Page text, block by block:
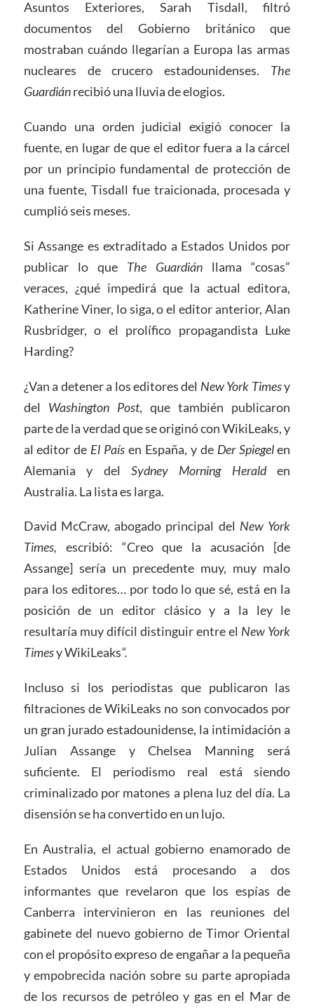
Asuntos Exteriores, Sarah Tisdall, filtró
documentos del Gobierno británico que
mostraban cuándo llegarían a Europa las armas
nucleares de crucero estadounidenses. The
Guardiánrecibió una lluvia de elogios.
Cuando una orden judicial exigió conocer la
fuente, en lugar de que el editor fuera a la cárcel
por un principio fundamental de protección de
una fuente, Tisdall fue traicionada, procesada y
cumplió seis meses.
Si Assange es extraditado a Estados Unidos por
publicar lo que The Guardián llama “cosas”
veraces, ¿qué impedirá que la actual editora,
Katherine Viner, lo siga, o el editor anterior, Alan
Rusbridger, o el prolífico propagandista Luke
Harding?
¿Van a detener a los editores del New York Timesy
del Washington Post, que también publicaron
parte de la verdad que se originó con WikiLeaks, y
al editor de El País en España, y de Der Spiegelen
Alemania y del Sydney Morning Heralden
Australia. La lista es larga.
David McCraw, abogado principal del New York
Times, escribió: “Creo que la acusación [de
Assange] sería un precedente muy, muy malo
para los editores… por todo lo que sé, está en la
posición de un editor clásico y a la ley le
resultaría muy difícil distinguir entre el New York
Timesy WikiLeaks“.
Incluso si los periodistas que publicaron las
filtraciones de WikiLeaks no son convocados por
un gran jurado estadounidense, la intimidación a
Julian Assange y Chelsea Manning será
suficiente. El periodismo real está siendo
criminalizado por matones a plena luz del día. La
disensión se ha convertido en un lujo.
En Australia, el actual gobierno enamorado de
Estados Unidos está procesando a dos
informantes que revelaron que los espías de
Canberra intervinieron en las reuniones del
gabinete del nuevo gobierno de Timor Oriental
con el propósito expreso de engañar a la pequeña
y empobrecida nación sobre su parte apropiada
de los recursos de petróleo y gas en el Mar de